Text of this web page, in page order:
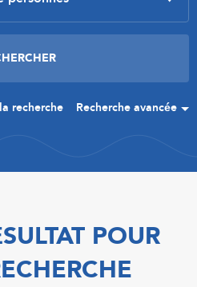
recherche Recherche avancée
POUR